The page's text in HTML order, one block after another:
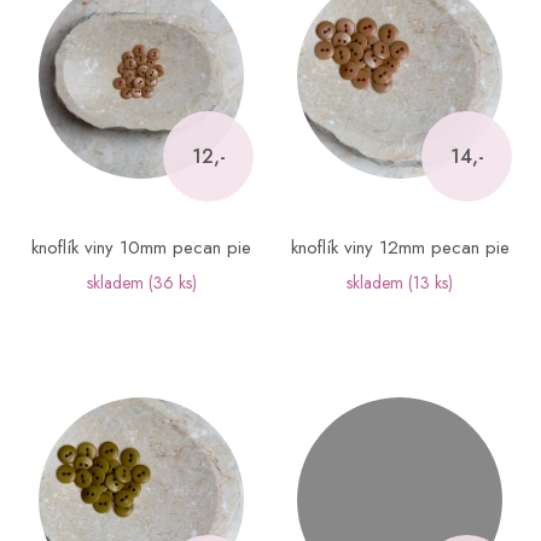
12,-
knoflík viny 10mm pecan pie
skladem (36 ks)
14,-
knoflík viny 12mm pecan pie
skladem (13 ks)